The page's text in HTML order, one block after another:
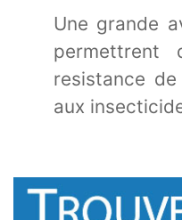
Une grande
permettrent
resistance
aux